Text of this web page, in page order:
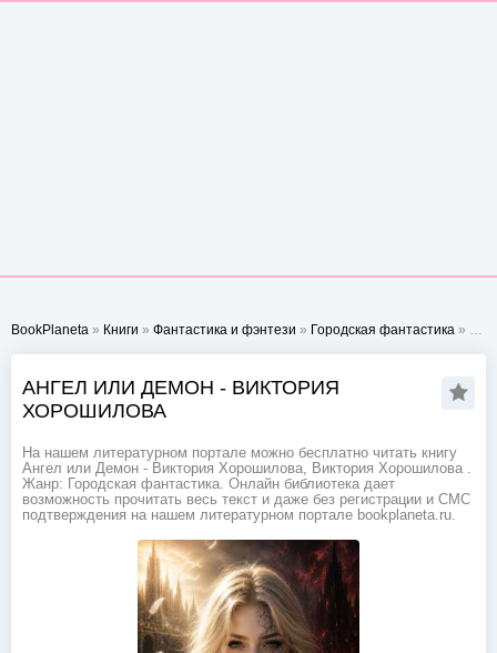
BookPlaneta » Книги » Фантастика и фэнтези » Городская фантастика » Ангел или Демон - Виктория Хорошилова
АНГЕЛ ИЛИ ДЕМОН - ВИКТОРИЯ
ХОРОШИЛОВА
На нашем литературном портале можно бесплатно читать книгу
Ангел или Демон - Виктория Хорошилова, Виктория Хорошилова .
Жанр: Городская фантастика. Онлайн библиотека дает
возможность прочитать весь текст и даже без регистрации и СМС
подтверждения на нашем литературном портале bookplaneta.ru.